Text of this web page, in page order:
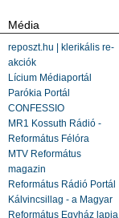
Média
reposzt.hu | klerikális re-
akciók
Lícium Médiaportál
Parókia Portál
CONFESSIO
MR1 Kossuth Rádió -
Református Félóra
MTV Református
magazin
Református Rádió Portál
Kálvincsillag - a Magyar
Református Egyház lapja